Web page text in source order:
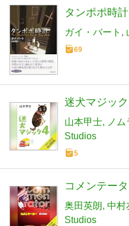
タンポポ時計
ガイ・バート
69
迷犬マジッ
山本甲士 ノ
Studios
5
コメンテー
奥田英朗 中村
Studios